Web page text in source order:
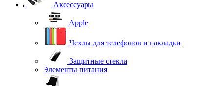
Аксессуары
Apple
Чехлы для телефонов и накладки
Защитные стекла
Элементы питания